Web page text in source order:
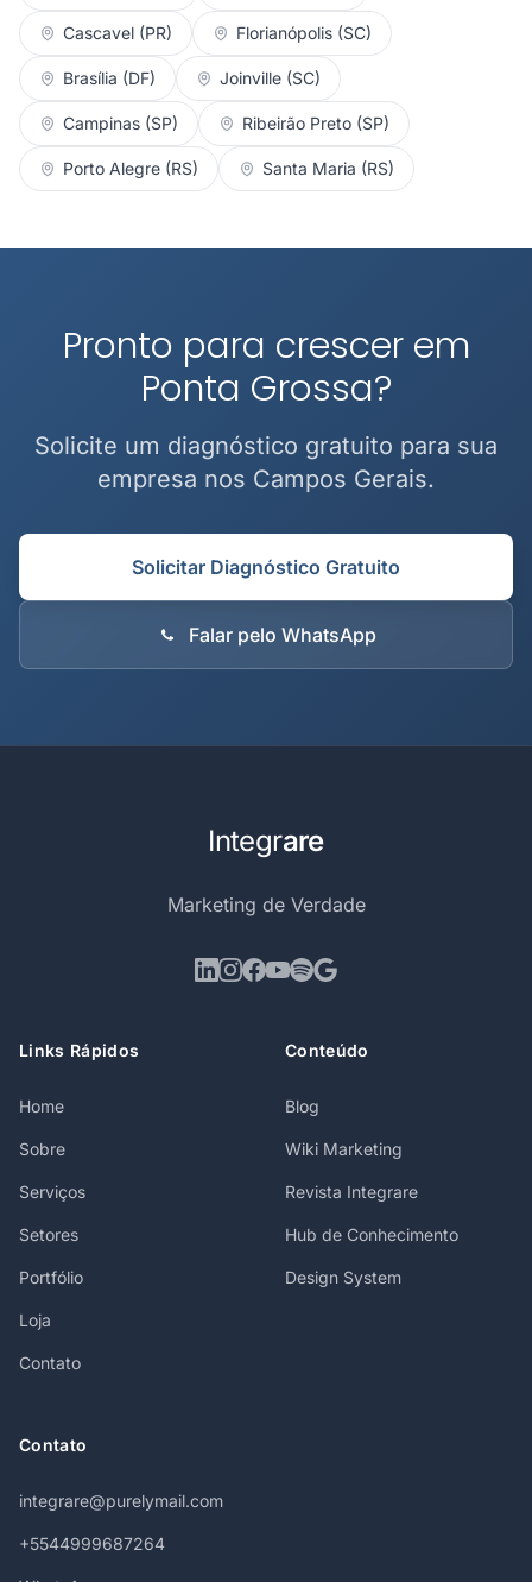
Cascavel (PR) Florianópolis (SC)
Brasília (DF) Joinville (SC)
Campinas (SP) Ribeirão Preto (SP)
Porto Alegre (RS) Santa Maria (RS)
Pronto para crescer em
Ponta Grossa?
Solicite um diagnóstico gratuito para sua
empresa nos Campos Gerais.
Solicitar Diagnóstico Gratuito
Falar pelo WhatsApp
Integrare
Marketing de Verdade
Links Rápidos
Home
Sobre
Serviços
Setores
Portfólio
Loja
Contato
Conteúdo
Blog
Wiki Marketing
Revista Integrare
Hub de Conhecimento
Design System
Contato
integrare@purelymail.com
+5544999687264